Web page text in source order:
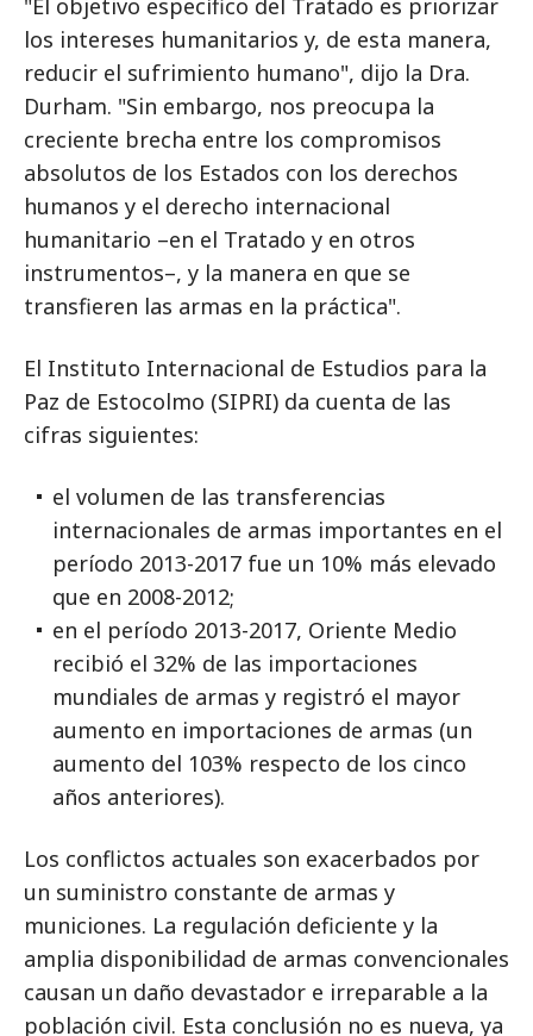
"El objetivo específico del Tratado es priorizar
los intereses humanitarios y, de esta manera,
reducir el sufrimiento humano", dijo la Dra.
Durham. "Sin embargo, nos preocupa la
creciente brecha entre los compromisos
absolutos de los Estados con los derechos
humanos y el derecho internacional
humanitario –en el Tratado y en otros
instrumentos–, y la manera en que se
transfieren las armas en la práctica".
El Instituto Internacional de Estudios para la
Paz de Estocolmo (SIPRI) da cuenta de las
cifras siguientes:
el volumen de las transferencias
internacionales de armas importantes en el
período 2013-2017 fue un 10% más elevado
que en 2008-2012;
en el período 2013-2017, Oriente Medio
recibió el 32% de las importaciones
mundiales de armas y registró el mayor
aumento en importaciones de armas (un
aumento del 103% respecto de los cinco
años anteriores).
Los conflictos actuales son exacerbados por
un suministro constante de armas y
municiones. La regulación deficiente y la
amplia disponibilidad de armas convencionales
causan un daño devastador e irreparable a la
población civil. Esta conclusión no es nueva, ya